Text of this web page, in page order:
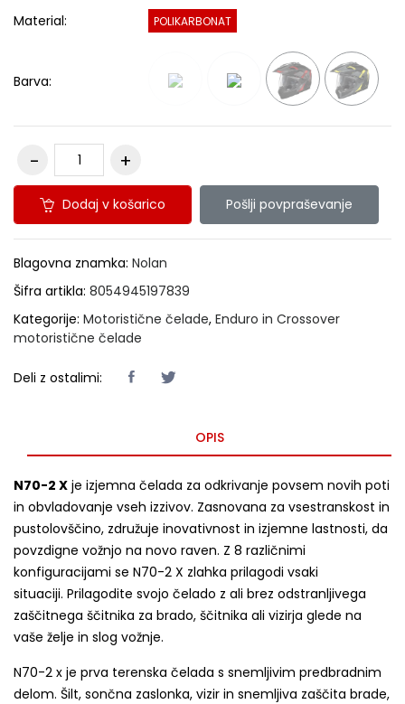
Material: POLIKARBONAT
Barva:
Dodaj v košarico Pošlji povpraševanje
Blagovna znamka: Nolan
Šifra artikla: 8054945197839
Kategorije: Motoristične čelade, Enduro in Crossover
motoristične čelade
Deli z ostalimi:
OPIS
N70-2 X je izjemna čelada za odkrivanje povsem novih poti
in obvladovanje vseh izzivov. Zasnovana za vsestranskost in
pustolovščino, združuje inovativnost in izjemne lastnosti, da
povzdigne vožnjo na novo raven. Z 8 različnimi
konfiguracijami se N70-2 X zlahka prilagodi vsaki
situaciji. Prilagodite svojo čelado z ali brez odstranljivega
zaščitnega ščitnika za brado, ščitnika ali vizirja glede na
vaše želje in slog vožnje.
N70-2 x je prva terenska čelada s snemljivim predbradnim
delom. Šilt, sončna zaslonka, vizir in snemljiva zaščita brade,